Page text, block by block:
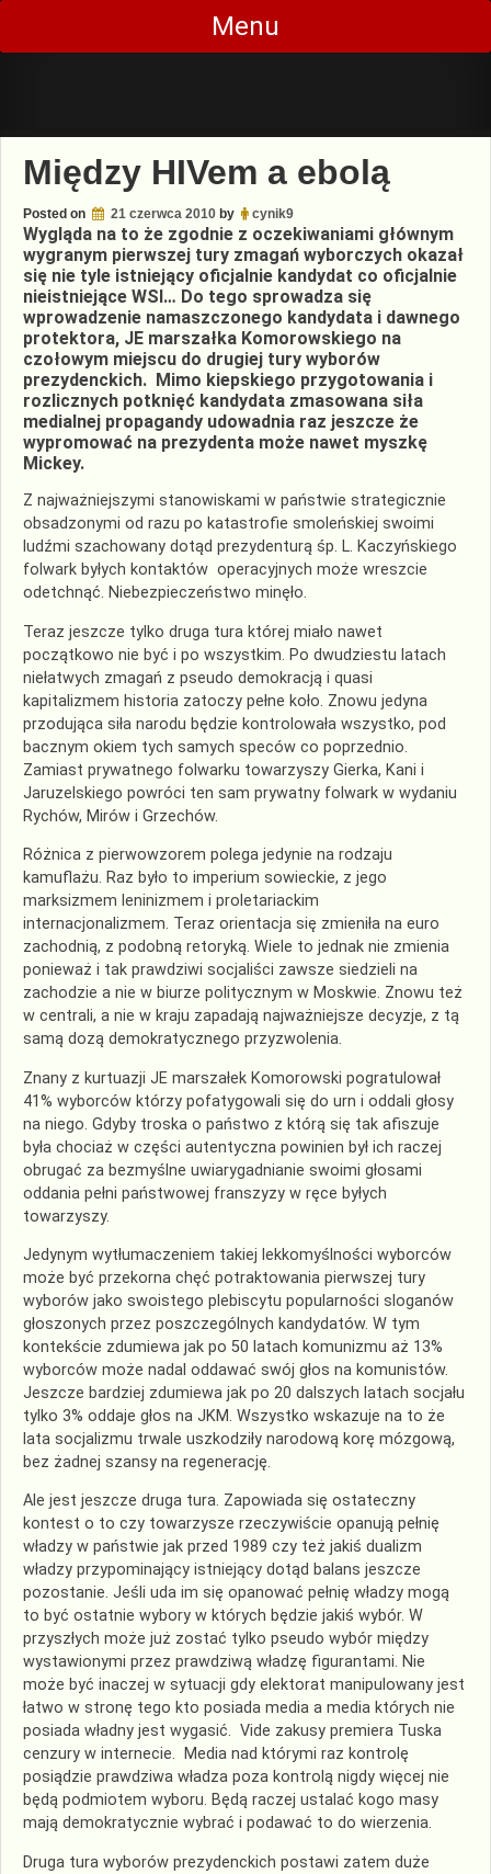
Skip
content
Menu
Między HIVem a ebolą
Posted on 21 czerwca 2010 by cynik9
Wygląda na to że zgodnie z oczekiwaniami głównym
wygranym pierwszej tury zmagań wyborczych okazał
się nie tyle istniejący oficjalnie kandydat co oficjalnie
nieistniejące WSI… Do tego sprowadza się
wprowadzenie namaszczonego kandydata i dawnego
protektora, JE marszałka Komorowskiego na
czołowym miejscu do drugiej tury wyborów
prezydenckich. Mimo kiepskiego przygotowania i
rozlicznych potknięć kandydata zmasowana siła
medialnej propagandy udowadnia raz jeszcze że
wypromować na prezydenta może nawet myszkę
Mickey.
Z najważniejszymi stanowiskami w państwie strategicznie
obsadzonymi od razu po katastrofie smoleńskiej swoimi
ludźmi szachowany dotąd prezydenturą śp. L. Kaczyńskiego
folwark byłych kontaktów operacyjnych może wreszcie
odetchnąć. Niebezpieczeństwo minęło.
Teraz jeszcze tylko druga tura której miało nawet
początkowo nie być i po wszystkim. Po dwudziestu latach
niełatwych zmagań z pseudo demokracją i quasi
kapitalizmem historia zatoczy pełne koło. Znowu jedyna
przodująca siła narodu będzie kontrolowała wszystko, pod
bacznym okiem tych samych speców co poprzednio.
Zamiast prywatnego folwarku towarzyszy Gierka, Kani i
Jaruzelskiego powróci ten sam prywatny folwark w wydaniu
Rychów, Mirów i Grzechów.
Różnica z pierwowzorem polega jedynie na rodzaju
kamuflażu. Raz było to imperium sowieckie, z jego
marksizmem leninizmem i proletariackim
internacjonalizmem. Teraz orientacja się zmieniła na euro
zachodnią, z podobną retoryką. Wiele to jednak nie zmienia
ponieważ i tak prawdziwi socjaliści zawsze siedzieli na
zachodzie a nie w biurze politycznym w Moskwie. Znowu też
w centrali, a nie w kraju zapadają najważniejsze decyzje, z tą
samą dozą demokratycznego przyzwolenia.
Znany z kurtuazji JE marszałek Komorowski pogratulował
41% wyborców którzy pofatygowali się do urn i oddali głosy
na niego. Gdyby troska o państwo z którą się tak afiszuje
była chociaż w części autentyczna powinien był ich raczej
obrugać za bezmyślne uwiarygadnianie swoimi głosami
oddania pełni państwowej franszyzy w ręce byłych
towarzyszy.
Jedynym wytłumaczeniem takiej lekkomyślności wyborców
może być przekorna chęć potraktowania pierwszej tury
wyborów jako swoistego plebiscytu popularności sloganów
głoszonych przez poszczególnych kandydatów. W tym
kontekście zdumiewa jak po 50 latach komunizmu aż 13%
wyborców może nadal oddawać swój głos na komunistów.
Jeszcze bardziej zdumiewa jak po 20 dalszych latach socjału
tylko 3% oddaje głos na JKM. Wszystko wskazuje na to że
lata socjalizmu trwale uszkodziły narodową korę mózgową,
bez żadnej szansy na regenerację.
Ale jest jeszcze druga tura. Zapowiada się ostateczny
kontest o to czy towarzysze rzeczywiście opanują pełnię
władzy w państwie jak przed 1989 czy też jakiś dualizm
władzy przypominający istniejący dotąd balans jeszcze
pozostanie. Jeśli uda im się opanować pełnię władzy mogą
to być ostatnie wybory w których będzie jakiś wybór. W
przyszłych może już zostać tylko pseudo wybór między
wystawionymi przez prawdziwą władzę figurantami. Nie
może być inaczej w sytuacji gdy elektorat manipulowany jest
łatwo w stronę tego kto posiada media a media których nie
posiada władny jest wygasić. Vide zakusy premiera Tuska
cenzury w internecie. Media nad którymi raz kontrolę
posiądzie prawdziwa władza poza kontrolą nigdy więcej nie
będą podmiotem wyboru. Będą raczej ustalać kogo masy
mają demokratycznie wybrać i podawać to do wierzenia.
Druga tura wyborów prezydenckich postawi zatem duże